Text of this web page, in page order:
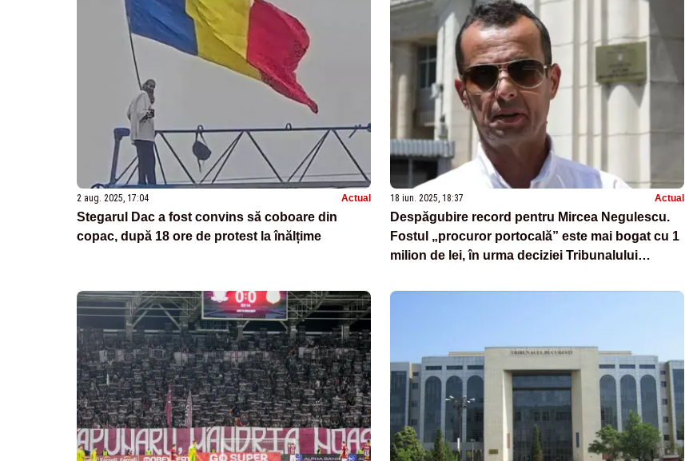
2 aug. 2025, 17:04 Actual
Stegarul Dac a fost convins să coboare din
copac, după 18 ore de protest la înălțime
18 iun. 2025, 18:37 Actual
Despăgubire record pentru Mircea Negulescu.
Fostul „procuror portocală” este mai bogat cu 1
milion de lei, în urma deciziei Tribunalului